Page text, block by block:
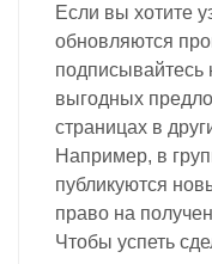
Если вы хотите
обновляются
подписывайтесь
выгодных
страницах в
Например, в
публикуются
право на
Чтобы успеть